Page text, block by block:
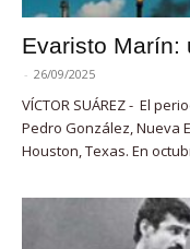
Evaristo Marín:
- 26/09/2025
VÍCTOR SUÁREZ - El
Pedro González, Nueva
Houston, Texas. En